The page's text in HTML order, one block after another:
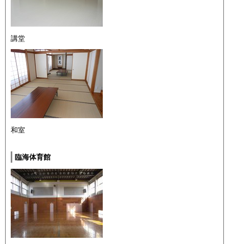
講堂
和室
臨海体育館